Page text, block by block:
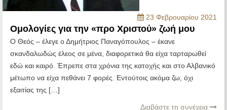
23 Φεβρουαρίου 2021
Ομολογίες για την «προ Χριστού» ζωή μου
Ο Θεός – έλεγε ο Δημήτριος Παναγόπουλος – έκανε
σκανδαλωδώς έλεος σε μένα, διαφορετικά θα είχα ταρταρωθεί
εδώ και καιρό. Έπρεπε στα χρόνια της κατοχής και στο Αλβανικό
μέτωπο να είχα πεθάνει 7 φορές. Εντούτοις ακόμα ζω, όχι
εξαιτίας της […]
Διαβάστε τη συνέχεια